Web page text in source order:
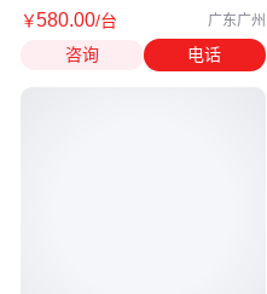
￥580.00/台 广东广州
咨询 电话